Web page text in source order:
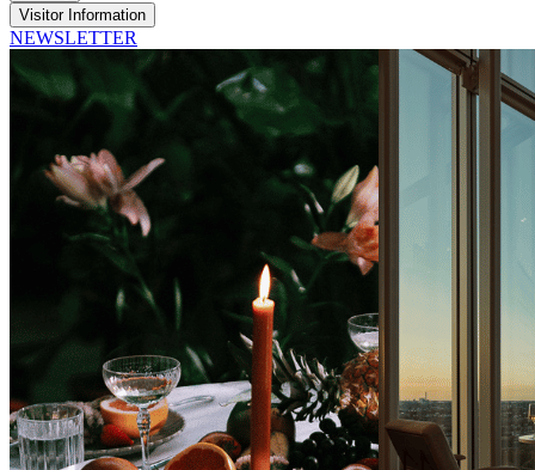
Visitor Information
NEWSLETTER